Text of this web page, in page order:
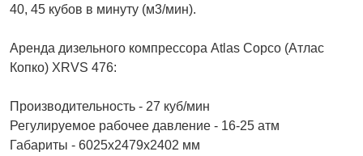
40, 45 кубов в минуту (м3/мин).
Аренда дизельного компрессора Аtlаs Сорсо (Атлас
Копко) ХRVS 476:
Производительность - 27 куб/мин
Регулируемое рабочее давление - 16-25 атм
Габариты - 6025х2479х2402 мм